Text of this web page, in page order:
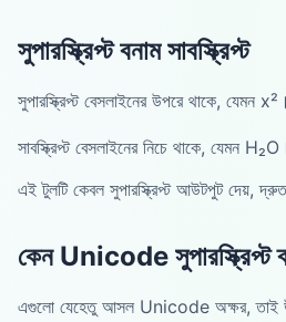
সুপারস্ক্রিপ্ট বনাম সাবস্ক্রিপ্ট
সুপারস্ক্রিপ্ট বেসলাইনের উপরে থাকে, যেমন x²।
সাবস্ক্রিপ্ট বেসলাইনের নিচে থাকে, যেমন H₂O।
এই টুলটি কেবল সুপারস্ক্রিপ্ট আউটপুট দেয়,
কেন Unicode সুপারস্ক্রিপ্ট
এগুলো যেহেতু আসল Unicode অক্ষর, তাই